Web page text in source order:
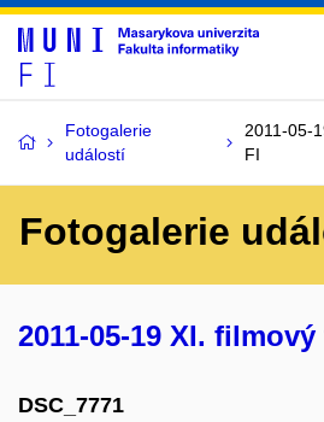
Fotogalerie
událostí
2011-05-
FI
Fotogalerie
2011-05-19 XI.
DSC_7771